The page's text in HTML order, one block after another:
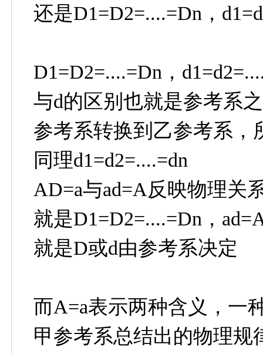
还是D1=D2=....=Dn，
D1=D2=....=Dn，
与d的区别也就是参考系
参考系转换到乙参考系，
同理d1=d2=....=dn
AD=a与ad=A反映物理关
就是D1=D2=....=Dn，
就是D或d由参考系决定
而A=a表示两种含义，一
甲参考系总结出的物理